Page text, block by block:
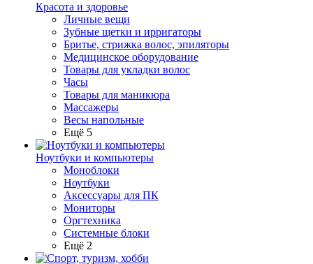
Красота и здоровье
Личные вещи
Зубные щетки и ирригаторы
Бритье, стрижка волос, эпиляторы
Медицинское оборудование
Товары для укладки волос
Часы
Товары для маникюра
Массажеры
Весы напольные
Ещё 5
Ноутбуки и компьютеры
Моноблоки
Ноутбуки
Аксессуары для ПК
Мониторы
Оргтехника
Системные блоки
Ещё 2